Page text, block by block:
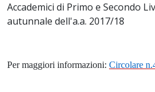
Accademici di Primo e Secondo
autunnale dell'a.a. 2017/18
Per maggiori informazioni: Circolare